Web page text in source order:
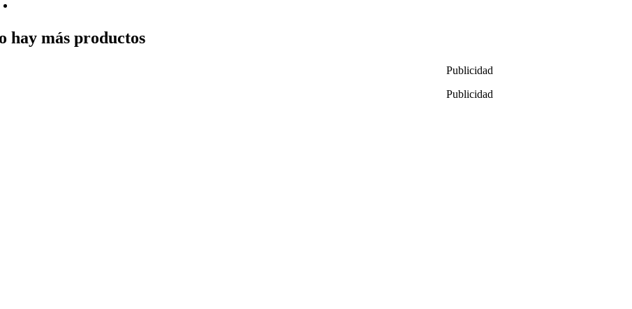
hay más productos
Publicidad
Publicidad